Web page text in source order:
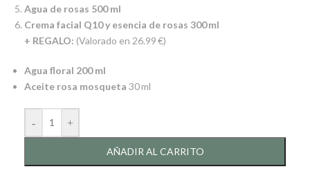
Agua de rosas 500 ml
Crema facial Q10 y esencia de rosas 300 ml
+ REGALO: (Valorado en 26.99 €)
Agua floral 200 ml
Aceite rosa mosqueta 30 ml
- +
AÑADIR AL CARRITO